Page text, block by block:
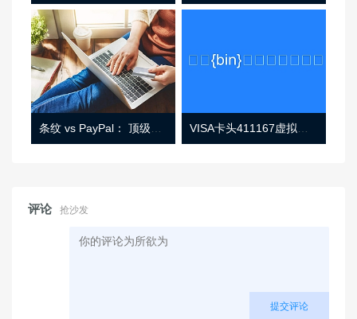
条纹 vs PayPal： 顶级功能， 定价 （和更多！ VISA卡头411167虚拟卡基础信息
评论 抢沙发
提交评论